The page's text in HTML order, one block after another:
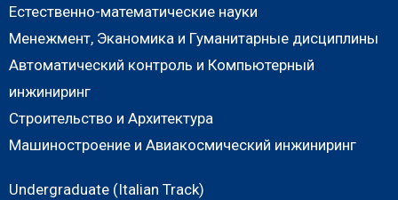
Естественно-математические науки
Менежмент, Эканомика и Гуманитарные дисциплины
Автоматический контроль и Компьютерный
инжиниринг
Строительство и Архитектура
Машиностроение и Авиакосмический инжиниринг
Undergraduate (Italian Track)